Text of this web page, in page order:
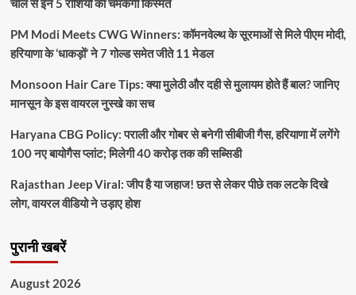
चाल से इन 5 राशियों की चमकेगी किस्मत
PM Modi Meets CWG Winners: कॉमनवेल्थ के सूरमाओं से मिले पीएम मोदी,
हरियाणा के ‘धाकड़ों’ ने 7 गोल्ड समेत जीते 11 मेडल
Monsoon Hair Care Tips: क्या मुलेठी और दही से मुलायम होते हैं बाल? जानिए
मानसून के इस वायरल नुस्खे का सच
Haryana CBG Policy: पराली और गोबर से बनेगी सीबीजी गैस, हरियाणा में लगेंगे
100 नए बायोगैस प्लांट; मिलेगी 40 करोड़ तक की सब्सिडी
Rajasthan Jeep Viral: जीप है या जहाज! छत से लेकर पीछे तक लटके दिखे
लोग, वायरल वीडियो ने उड़ाए होश
पुरानी खबरें
August 2026